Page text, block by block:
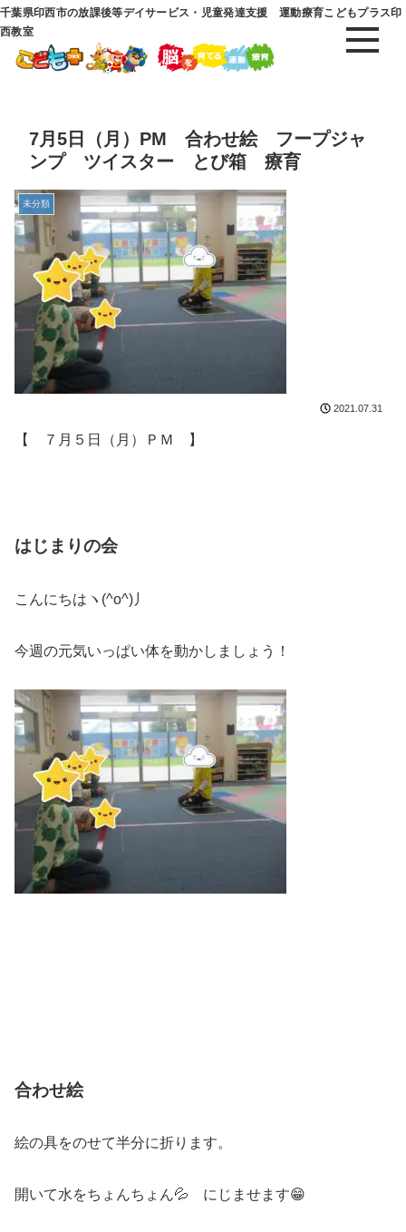
千葉県印西市の放課後等デイサービス・児童発達支援 運動療育こどもプラス印
西教室
7月5日（月）PM 合わせ絵 フープジャ
ンプ ツイスター とび箱 療育
未分類
2021.07.31
【 ７月５日（月）ＰＭ 】
はじまりの会
こんにちはヽ(^o^)丿
今週の元気いっぱい体を動かしましょう！
合わせ絵
絵の具をのせて半分に折ります。
開いて水をちょんちょん💦 にじませます😁